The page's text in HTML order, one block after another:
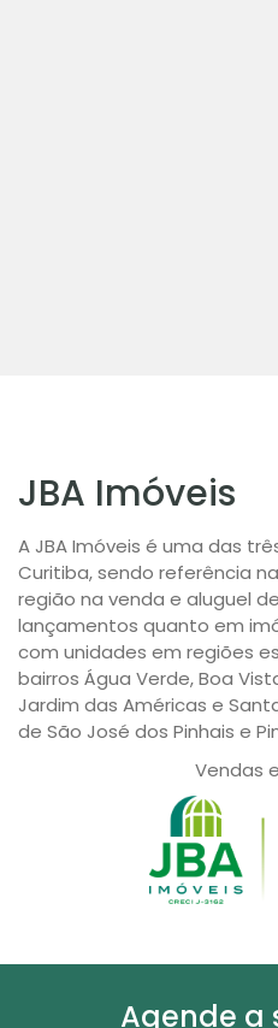
JBA Imóveis
A JBA Imóveis é uma das
Curitiba, sendo referência
região na venda e aluguel
lançamentos quanto em
com unidades em regiões
bairros Água Verde, Boa
Jardim das Américas e
de São José dos Pinhais e
Vendas
Agende a